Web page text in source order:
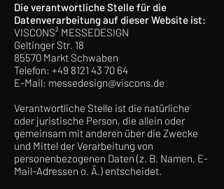
Die verantwortliche Stelle für die
Datenverarbeitung auf dieser Website ist:
VISCONS² MESSEDESIGN
Geltinger Str. 18
85570 Markt Schwaben
Telefon: +49 8121 43 70 64
E-Mail: messedesign@viscons.de
Verantwortliche Stelle ist die natürliche
oder juristische Person, die allein oder
gemeinsam mit anderen über die Zwecke
und Mittel der Verarbeitung von
personenbezogenen Daten (z. B. Namen, E-
Mail-Adressen o. Ä.) entscheidet.